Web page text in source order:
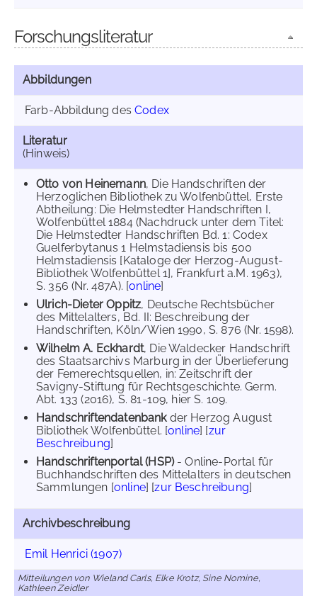
Forschungsliteratur
Abbildungen
Farb-Abbildung desCodex
Literatur
(Hinweis)
Otto von Heinemann, Die Handschriften der
Herzoglichen Bibliothek zu Wolfenbüttel, Erste
Abtheilung: Die Helmstedter Handschriften I,
Wolfenbüttel 1884 (Nachdruck unter dem Titel:
Die Helmstedter Handschriften Bd. 1: Codex
Guelferbytanus 1 Helmstadiensis bis 500
Helmstadiensis [Kataloge der Herzog-August-
Bibliothek Wolfenbüttel 1], Frankfurt a.M. 1963),
S. 356 (Nr. 487A). [online]
Ulrich-Dieter Oppitz, Deutsche Rechtsbücher
des Mittelalters, Bd. II: Beschreibung der
Handschriften, Köln/Wien 1990, S. 876 (Nr. 1598).
Wilhelm A. Eckhardt, Die Waldecker Handschrift
des Staatsarchivs Marburg in der Überlieferung
der Femerechtsquellen, in: Zeitschrift der
Savigny-Stiftung für Rechtsgeschichte. Germ.
Abt. 133 (2016), S. 81-109, hier S. 109.
Handschriftendatenbankder Herzog August
Bibliothek Wolfenbüttel. [online] [zur
Beschreibung]
Handschriftenportal (HSP)- Online-Portal für
Buchhandschriften des Mittelalters in deutschen
Sammlungen [online] [zur Beschreibung]
Archivbeschreibung
Emil Henrici (1907)
Mitteilungen von Wieland Carls, Elke Krotz, Sine Nomine,
Kathleen Zeidler